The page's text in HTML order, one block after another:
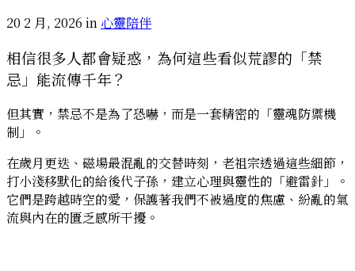
20 2 月, 2026 in 心靈陪伴
相信很多人都會疑惑，為何這些看似荒謬的「禁
忌」能流傳千年？
但其實，禁忌不是為了恐嚇，而是一套精密的「靈魂防禦機
制」。
在歲月更迭、磁場最混亂的交替時刻，老祖宗透過這些細節，
打小淺移默化的給後代子孫，建立心理與靈性的「避雷針」。
它們是跨越時空的愛，保護著我們不被過度的焦慮、紛亂的氣
流與內在的匱乏感所干擾。